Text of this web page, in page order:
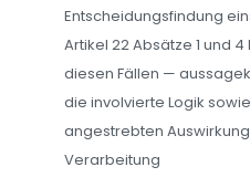
Entscheidungsfindung
Artikel 22 Absätze 1 und
diesen Fällen —
die involvierte Logik
angestrebten
Verarbeitung